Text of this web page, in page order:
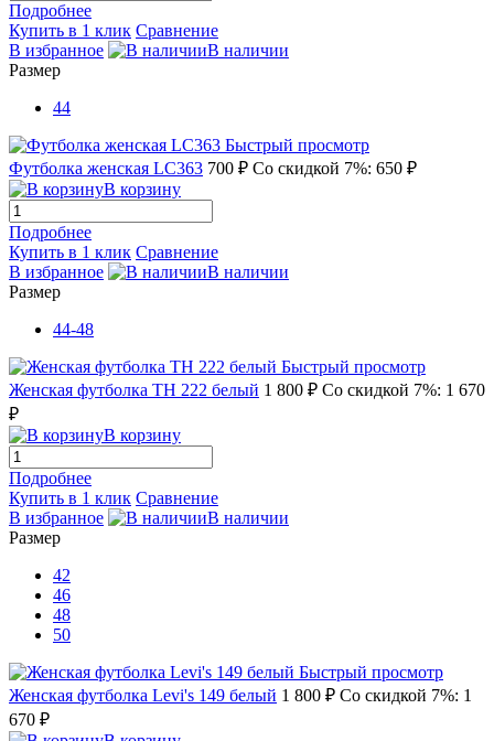
Подробнее
Купить в 1 клик Сравнение
В избранное
В наличии
Размер
44
Быстрый просмотр
Футболка женская LC363 700 ₽ Со скидкой 7%: 650 ₽
В корзину
Подробнее
Купить в 1 клик Сравнение
В избранное
В наличии
Размер
44-48
Быстрый просмотр
Женская футболка TH 222 белый 1 800 ₽ Со скидкой 7%: 1 670
₽
В корзину
Подробнее
Купить в 1 клик Сравнение
В избранное
В наличии
Размер
42
46
48
50
Быстрый просмотр
Женская футболка Levi's 149 белый 1 800 ₽ Со скидкой 7%: 1
670 ₽